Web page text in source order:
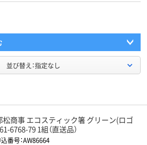
並び替え：指定なし
松商事 エコスティック箸 グリーン(ロゴ
6768-79 1組（直送品）
番号：AW86664